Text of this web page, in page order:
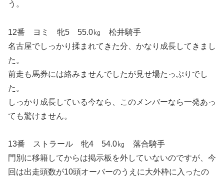
う。
12番 ヨミ 牝5 55.0㎏ 松井騎手
名古屋でしっかり揉まれてきた分、かなり成長してきまし
た。
前走も馬券には絡みませんでしたが見せ場たっぷりでし
た。
しっかり成長している今なら、このメンバーなら一発あっ
ても驚けません。
13番 ストラール 牝4 54.0㎏ 落合騎手
門別に移籍してからは掲示板を外していないのですが、今
回は出走頭数が10頭オーバーのうえに大外枠に入ったの